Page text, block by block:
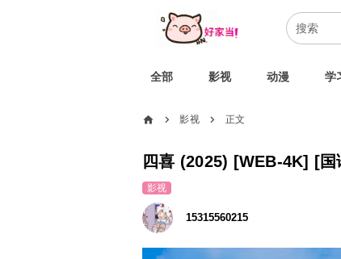
全部 影视 动漫 学
home chevron_right 影视 chevron_right 正文
影视
15315560215